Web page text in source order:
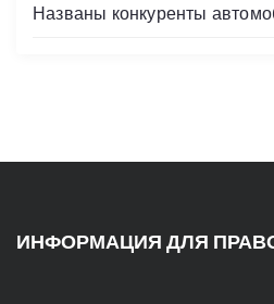
Названы конкуренты
ИНФОРМАЦИЯ ДЛЯ